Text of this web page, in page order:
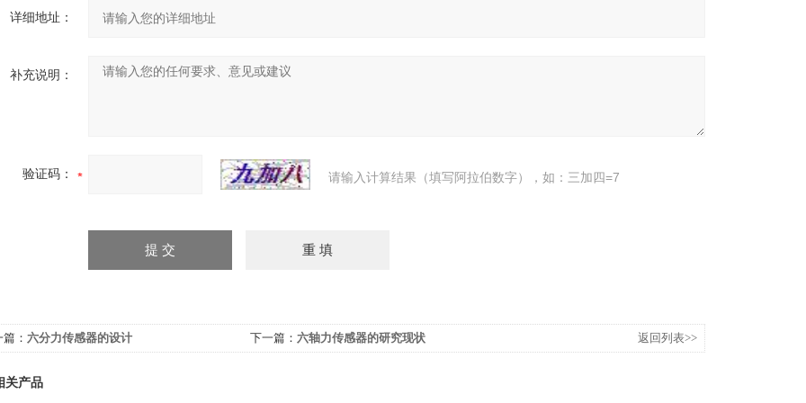
详细地址：
补充说明：
验证码： 请输入计算结果（填写阿拉伯数字），如：三加四=7
： 六分力传感器的设计 下一篇： 六轴力传感器的研究现状 返回列表>>
关产品